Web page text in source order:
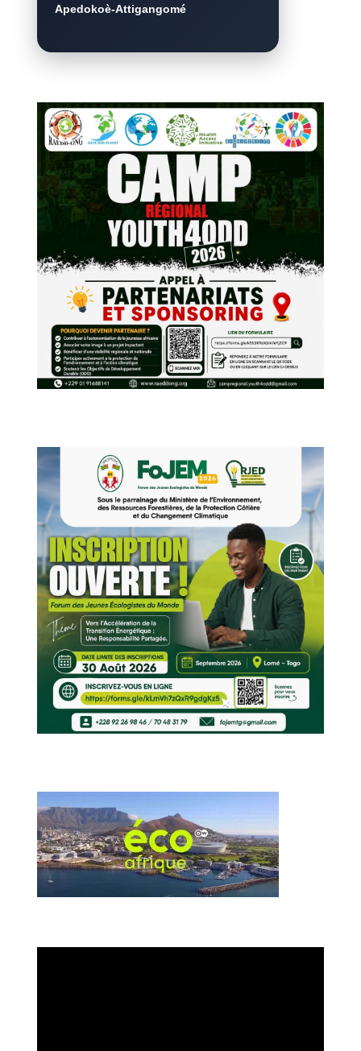
Apedokoè-Attigangomé